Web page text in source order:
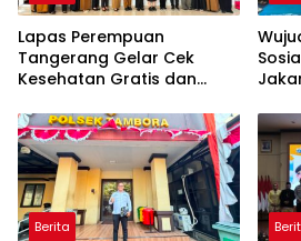
Lapas Perempuan
Tangerang Gelar Cek
Kesehatan Gratis dan
DNA bagi Petugas dan
Warga Binaan
Berita